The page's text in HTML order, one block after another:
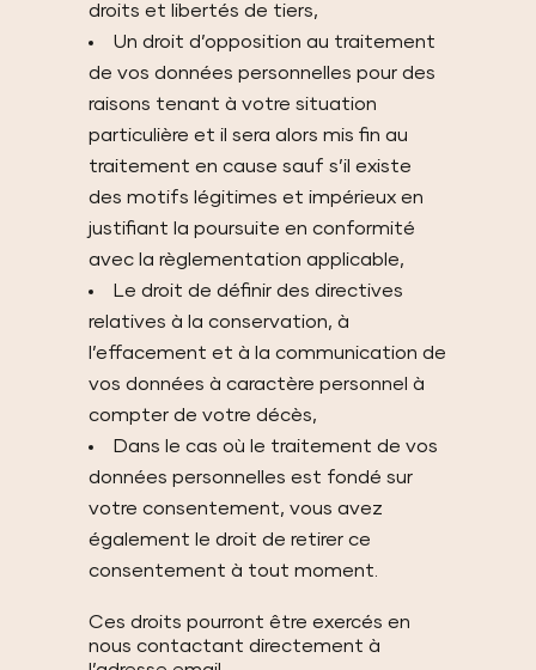
droits et libertés de tiers,
Un droit d’opposition au traitement
de vos données personnelles pour des
raisons tenant à votre situation
particulière et il sera alors mis fin au
traitement en cause sauf s’il existe
des motifs légitimes et impérieux en
justifiant la poursuite en conformité
avec la règlementation applicable,
Le droit de définir des directives
relatives à la conservation, à
l’effacement et à la communication de
vos données à caractère personnel à
compter de votre décès,
Dans le cas où le traitement de vos
données personnelles est fondé sur
votre consentement, vous avez
également le droit de retirer ce
consentement à tout moment.
Ces droits pourront être exercés en
nous contactant directement à